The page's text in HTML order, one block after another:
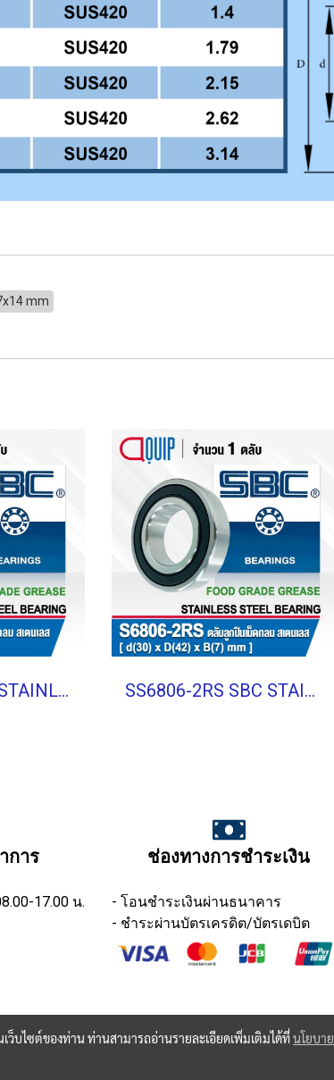
mm
SS6805ZZ SBC STAINLESS BALL BEARING Stainless Type SS6806-2RS SBC STAINLESS BALL BEARING Shield Type
การ
17.00 น.
ช่องทางการชำระเงิน
- โอนชำระเงินผ่านธนาคาร
- ชำระผ่านบัตรเครดิต/บัตรเดบิต
บไซต์ของท่าน ท่านสามารถอ่านรายละเอียดเพิ่มเติมได้ที่นโยบาย